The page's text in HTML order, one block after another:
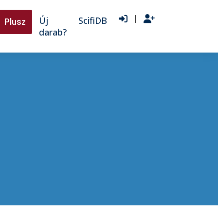
Plusz
Új
darab?
ScifiDB |